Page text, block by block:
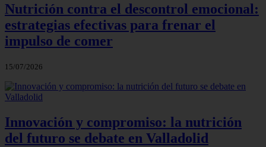
Nutrición contra el descontrol emocional:
estrategias efectivas para frenar el
impulso de comer
15/07/2026
Innovación y compromiso: la nutrición
del futuro se debate en Valladolid